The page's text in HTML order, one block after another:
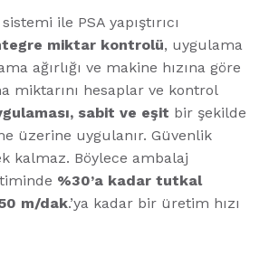
ile PSA yapıştırıcı
miktar kontrolü, uygulama
ağırlığı ve makine hızına göre
miktarını hesaplar ve kontrol
sabit ve eşit bir şekilde
üzerine uygulanır. Güvenlik
kalmaz. Böylece ambalaj
%30’a kadar tutkal
m/dak.’ya kadar bir üretim hızı